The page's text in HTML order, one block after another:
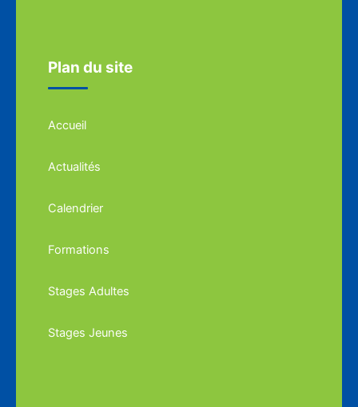
Plan du site
Accueil
Actualités
Calendrier
Formations
Stages Adultes
Stages Jeunes